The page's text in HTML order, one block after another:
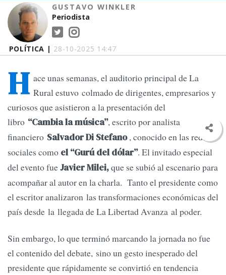
POLÍTICA | 28-10-2025 14:47
GUSTAVO WINKLER
Periodista
H ace unas semanas, el auditorio principal de La
Rural estuvo colmado de dirigentes, empresarios y
curiosos que asistieron a la presentación del
libro “Cambia la música”, escrito por analista
financiero Salvador Di Stefano, conocido en las redes
sociales como el “Gurú del dólar”. El invitado especial
del evento fueJavier Milei,que se subió al escenario para
acompañar al autor en la charla. Tanto el presidente como
el escritor analizaron las transformaciones económicas del
país desde la llegada de La Libertad Avanza al poder.
Sin embargo, lo que terminó marcando la jornada no fue
el contenido del debate, sino un gesto inesperado del
presidente que rápidamente se convirtió en tendencia